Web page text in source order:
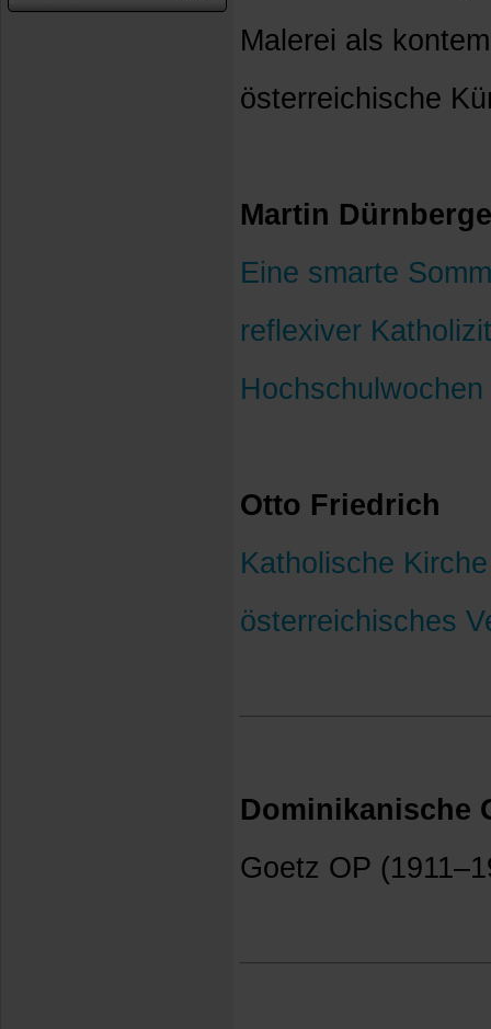
Malerei als
österreichische
Martin
Eine smarte
reflexiver
Otto Friedrich
Katholische
österreichisches
Dominikanische
Goetz OP